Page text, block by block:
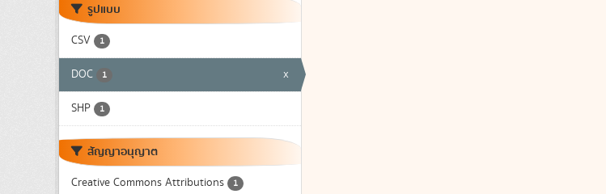
รูปแบบ
CSV 1
DOC 1 x
SHP 1
สัญญาอนุญาต
Creative Commons Attributions 1